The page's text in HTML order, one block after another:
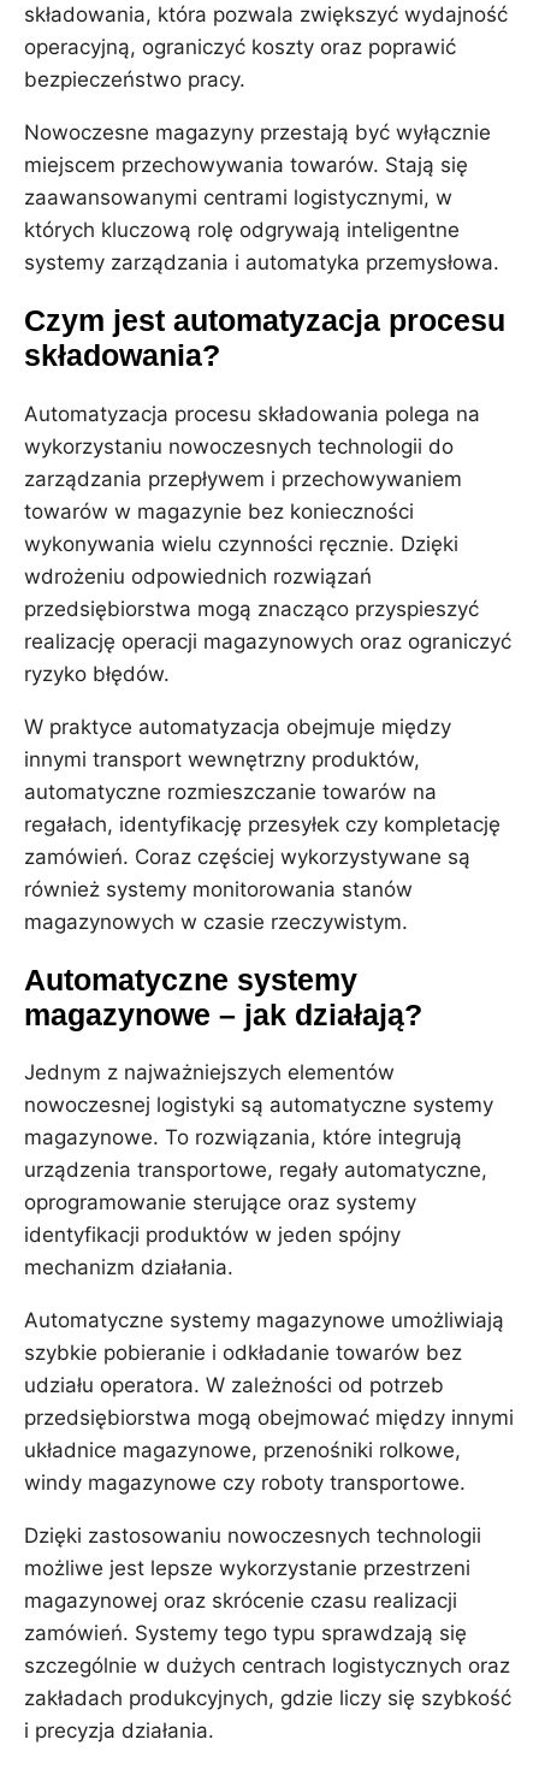
składowania, która pozwala zwiększyć wydajność
operacyjną, ograniczyć koszty oraz poprawić
bezpieczeństwo pracy.
Nowoczesne magazyny przestają być wyłącznie
miejscem przechowywania towarów. Stają się
zaawansowanymi centrami logistycznymi, w
których kluczową rolę odgrywają inteligentne
systemy zarządzania i automatyka przemysłowa.
Czym jest automatyzacja procesu
składowania?
Automatyzacja procesu składowania polega na
wykorzystaniu nowoczesnych technologii do
zarządzania przepływem i przechowywaniem
towarów w magazynie bez konieczności
wykonywania wielu czynności ręcznie. Dzięki
wdrożeniu odpowiednich rozwiązań
przedsiębiorstwa mogą znacząco przyspieszyć
realizację operacji magazynowych oraz ograniczyć
ryzyko błędów.
W praktyce automatyzacja obejmuje między
innymi transport wewnętrzny produktów,
automatyczne rozmieszczanie towarów na
regałach, identyfikację przesyłek czy kompletację
zamówień. Coraz częściej wykorzystywane są
również systemy monitorowania stanów
magazynowych w czasie rzeczywistym.
Automatyczne systemy
magazynowe – jak działają?
Jednym z najważniejszych elementów
nowoczesnej logistyki są automatyczne systemy
magazynowe. To rozwiązania, które integrują
urządzenia transportowe, regały automatyczne,
oprogramowanie sterujące oraz systemy
identyfikacji produktów w jeden spójny
mechanizm działania.
Automatyczne systemy magazynowe umożliwiają
szybkie pobieranie i odkładanie towarów bez
udziału operatora. W zależności od potrzeb
przedsiębiorstwa mogą obejmować między innymi
układnice magazynowe, przenośniki rolkowe,
windy magazynowe czy roboty transportowe.
Dzięki zastosowaniu nowoczesnych technologii
możliwe jest lepsze wykorzystanie przestrzeni
magazynowej oraz skrócenie czasu realizacji
zamówień. Systemy tego typu sprawdzają się
szczególnie w dużych centrach logistycznych oraz
zakładach produkcyjnych, gdzie liczy się szybkość
i precyzja działania.